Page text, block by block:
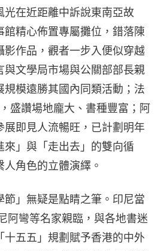
光在近距離中訴說東南亞故
精心佈置專屬攤位，錯落陳
影作品，觀者一步入便似穿越
與文學局市場與公關部部長親
規模遠勝其國內同類活動；法
盛讚場地龐大、書種豐富；阿
展即見人流暢旺，已計劃明年
」與「走出去」的雙向循
角色的立體演繹。
節」無疑是點睛之筆。印尼當
阿彎等名家親臨，與各地書迷
十五五」規劃賦予香港的中外